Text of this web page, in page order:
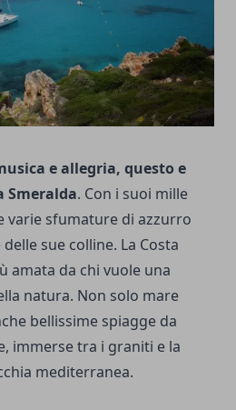
e allegria, questo e
Smeralda. Con i suoi mille
varie sfumature di azzurro
sue colline. La Costa
amata da chi vuole una
natura. Non solo mare
bellissime spiagge da
immerse tra i graniti e la
mediterranea.